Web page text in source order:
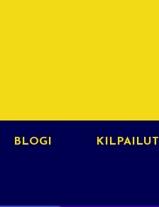
BLOGI KILPAILUT